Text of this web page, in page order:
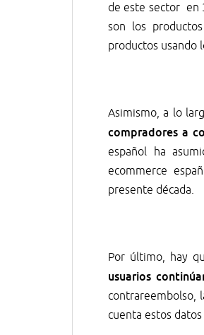
de este sector en
son los
productos usando
Asimismo, a lo
compradores a
español ha
ecommerce
presente década.
Por último, hay
usuarios
contrareembolso,
cuenta estos